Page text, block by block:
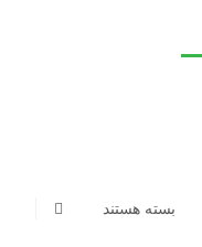
بسته هستند